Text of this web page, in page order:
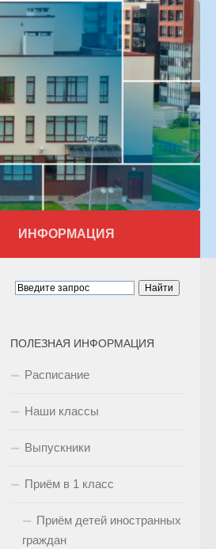
ИНФОРМАЦИЯ
ПОЛЕЗНАЯ ИНФОРМАЦИЯ
Расписание
Наши классы
Выпускники
Приём в 1 класс
Приём детей иностранных
граждан